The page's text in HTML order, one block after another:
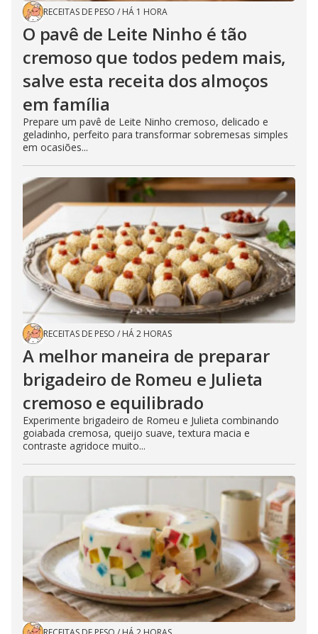
RECEITAS DE PESO / HÁ 1 HORA
O pavê de Leite Ninho é tão
cremoso que todos pedem mais,
salve esta receita dos almoços
em família
Prepare um pavê de Leite Ninho cremoso, delicado e
geladinho, perfeito para transformar sobremesas simples
em ocasiões...
RECEITAS DE PESO / HÁ 2 HORAS
A melhor maneira de preparar
brigadeiro de Romeu e Julieta
cremoso e equilibrado
Experimente brigadeiro de Romeu e Julieta combinando
goiabada cremosa, queijo suave, textura macia e
contraste agridoce muito...